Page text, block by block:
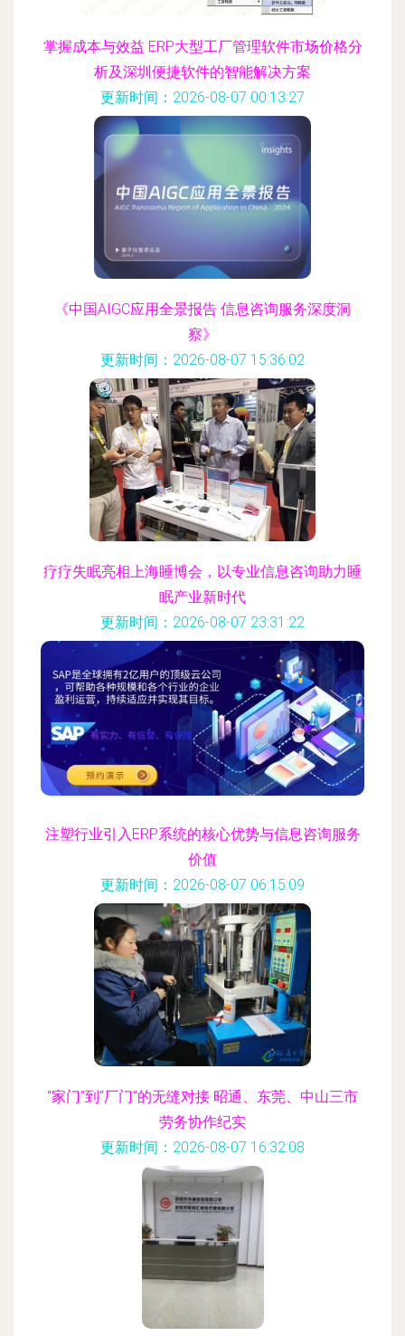
掌握成本与效益 ERP大型工厂管理软件市场价格分
析及深圳便捷软件的智能解决方案
更新时间：2026-08-07 00:13:27
《中国AIGC应用全景报告 信息咨询服务深度洞
察》
更新时间：2026-08-07 15:36:02
疗疗失眠亮相上海睡博会，以专业信息咨询助力睡
眠产业新时代
更新时间：2026-08-07 23:31:22
注塑行业引入ERP系统的核心优势与信息咨询服务
价值
更新时间：2026-08-07 06:15:09
“家门”到“厂门”的无缝对接 昭通、东莞、中山三市
劳务协作纪实
更新时间：2026-08-07 16:32:08